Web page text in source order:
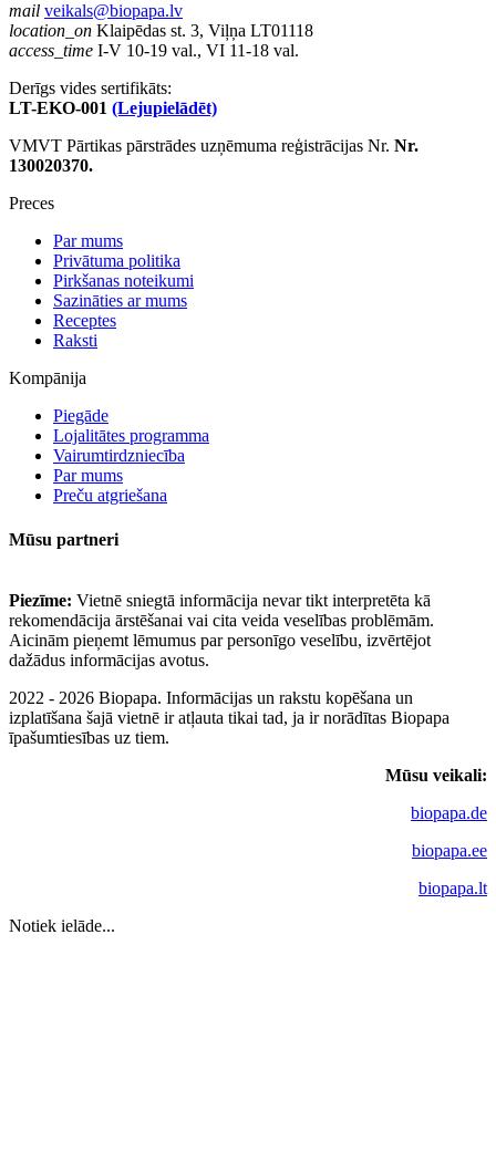
mail veikals@biopapa.lv
location_on Klaipēdas st. 3, Viļņa LT01118
access_time I-V 10-19 val., VI 11-18 val.
Derīgs vides sertifikāts:
LT-EKO-001 (Lejupielādēt)
VMVT Pārtikas pārstrādes uzņēmuma reģistrācijas Nr. Nr.
130020370.
Preces
Par mums
Privātuma politika
Pirkšanas noteikumi
Sazināties ar mums
Receptes
Raksti
Kompānija
Piegāde
Lojalitātes programma
Vairumtirdzniecība
Par mums
Preču atgriešana
Mūsu partneri
Piezīme: Vietnē sniegtā informācija nevar tikt interpretēta kā
rekomendācija ārstēšanai vai cita veida veselības problēmām.
Aicinām pieņemt lēmumus par personīgo veselību, izvērtējot
dažādus informācijas avotus.
2022 - 2026 Biopapa. Informācijas un rakstu kopēšana un
izplatīšana šajā vietnē ir atļauta tikai tad, ja ir norādītas Biopapa
īpašumtiesības uz tiem.
Mūsu veikali:
biopapa.de
biopapa.ee
biopapa.lt
Notiek ielāde...